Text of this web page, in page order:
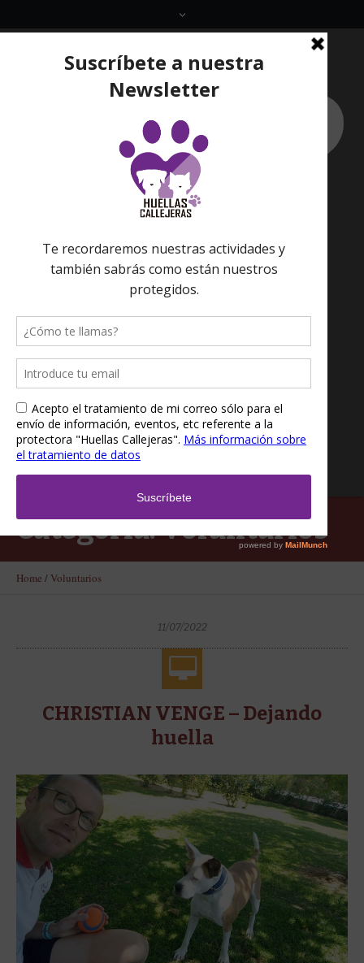
Categoría:Voluntarios
Home / Voluntarios
11/07/2022
CHRISTIAN VENGE – Dejando
huella